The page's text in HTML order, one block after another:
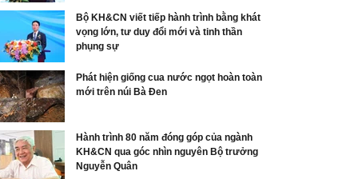
Bộ KH&CN viết tiếp hành trình bằng khát
vọng lớn, tư duy đổi mới và tinh thần
phụng sự
Phát hiện giống cua nước ngọt hoàn toàn
mới trên núi Bà Đen
Hành trình 80 năm đóng góp của ngành
KH&CN qua góc nhìn nguyên Bộ trưởng
Nguyễn Quân